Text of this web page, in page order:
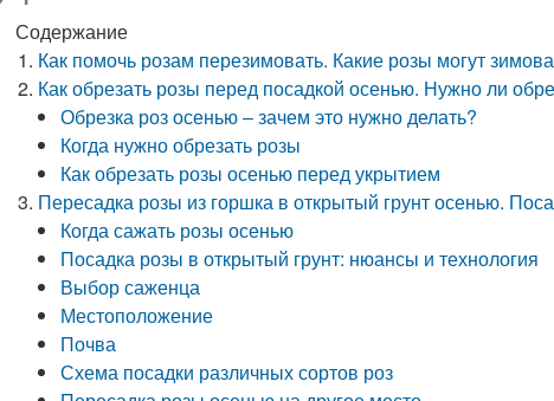
Содержание
Как помочь розам перезимовать. Какие розы могут
Как обрезать розы перед посадкой осенью. Нужно ли
Обрезка роз осенью – зачем это нужно делать?
Когда нужно обрезать розы
Как обрезать розы осенью перед укрытием
Пересадка розы из горшка в открытый грунт осенью.
Когда сажать розы осенью
Посадка розы в открытый грунт: нюансы и технология
Выбор саженца
Местоположение
Почва
Схема посадки различных сортов роз